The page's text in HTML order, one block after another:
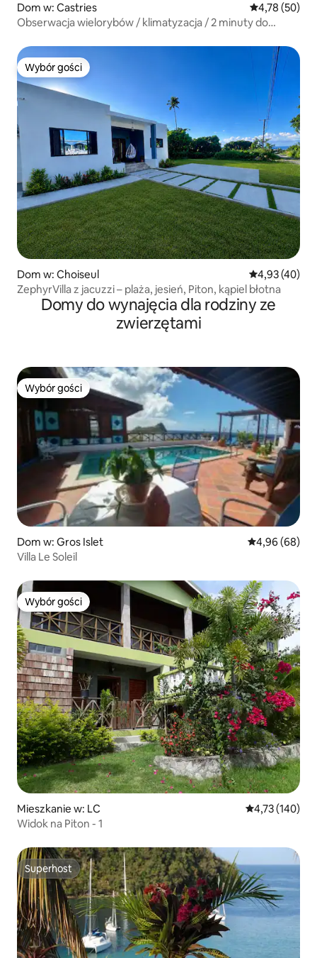
Dom w: Castries Średnia
4,78 (50)
Obserwacja wielorybów / klimatyzacja / 2 minuty do
Wybór gości
Wybór gości
Dom w: Choiseul Średnia
4,93 (40)
ZephyrVilla z jacuzzi – plaża, jesień, Piton, kąpiel błotna
Domy do wynajęcia dla rodziny ze
zwierzętami
Wybór gości
Wybór gości
Dom w: Gros Islet Średnia
4,96 (68)
Villa Le Soleil
Wybór gości
Wybór gości
Mieszkanie w: LC Średnia
4,73 (140)
Widok na Piton - 1
Superhost
Superhost